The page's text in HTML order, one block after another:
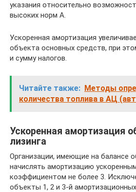
указания относительно
высоких норм А.
Ускоренная амортизация
объекта основных средств, при
и сумму налогов.
Читайте также: Методы
количества топлива в АЦ
Ускоренная амортизация
лизинга
Организации, имеющие на балансе
начислять амортизацию
коэффициентом не более 3.
объекты 1, 2 и 3-й амортизационных